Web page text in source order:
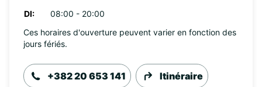
DI:
08:00 - 20:00
Ces horaires d'ouverture peuvent varier en fonction des
jours fériés.
+382 20 653 141 Itinéraire